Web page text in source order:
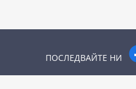
ПОСЛЕДВАЙТЕ НИ